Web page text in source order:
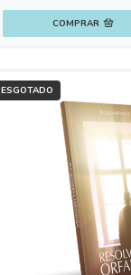
ESGOTADO